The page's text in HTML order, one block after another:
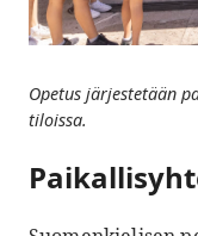
Opetus järjestetään
tiloissa.